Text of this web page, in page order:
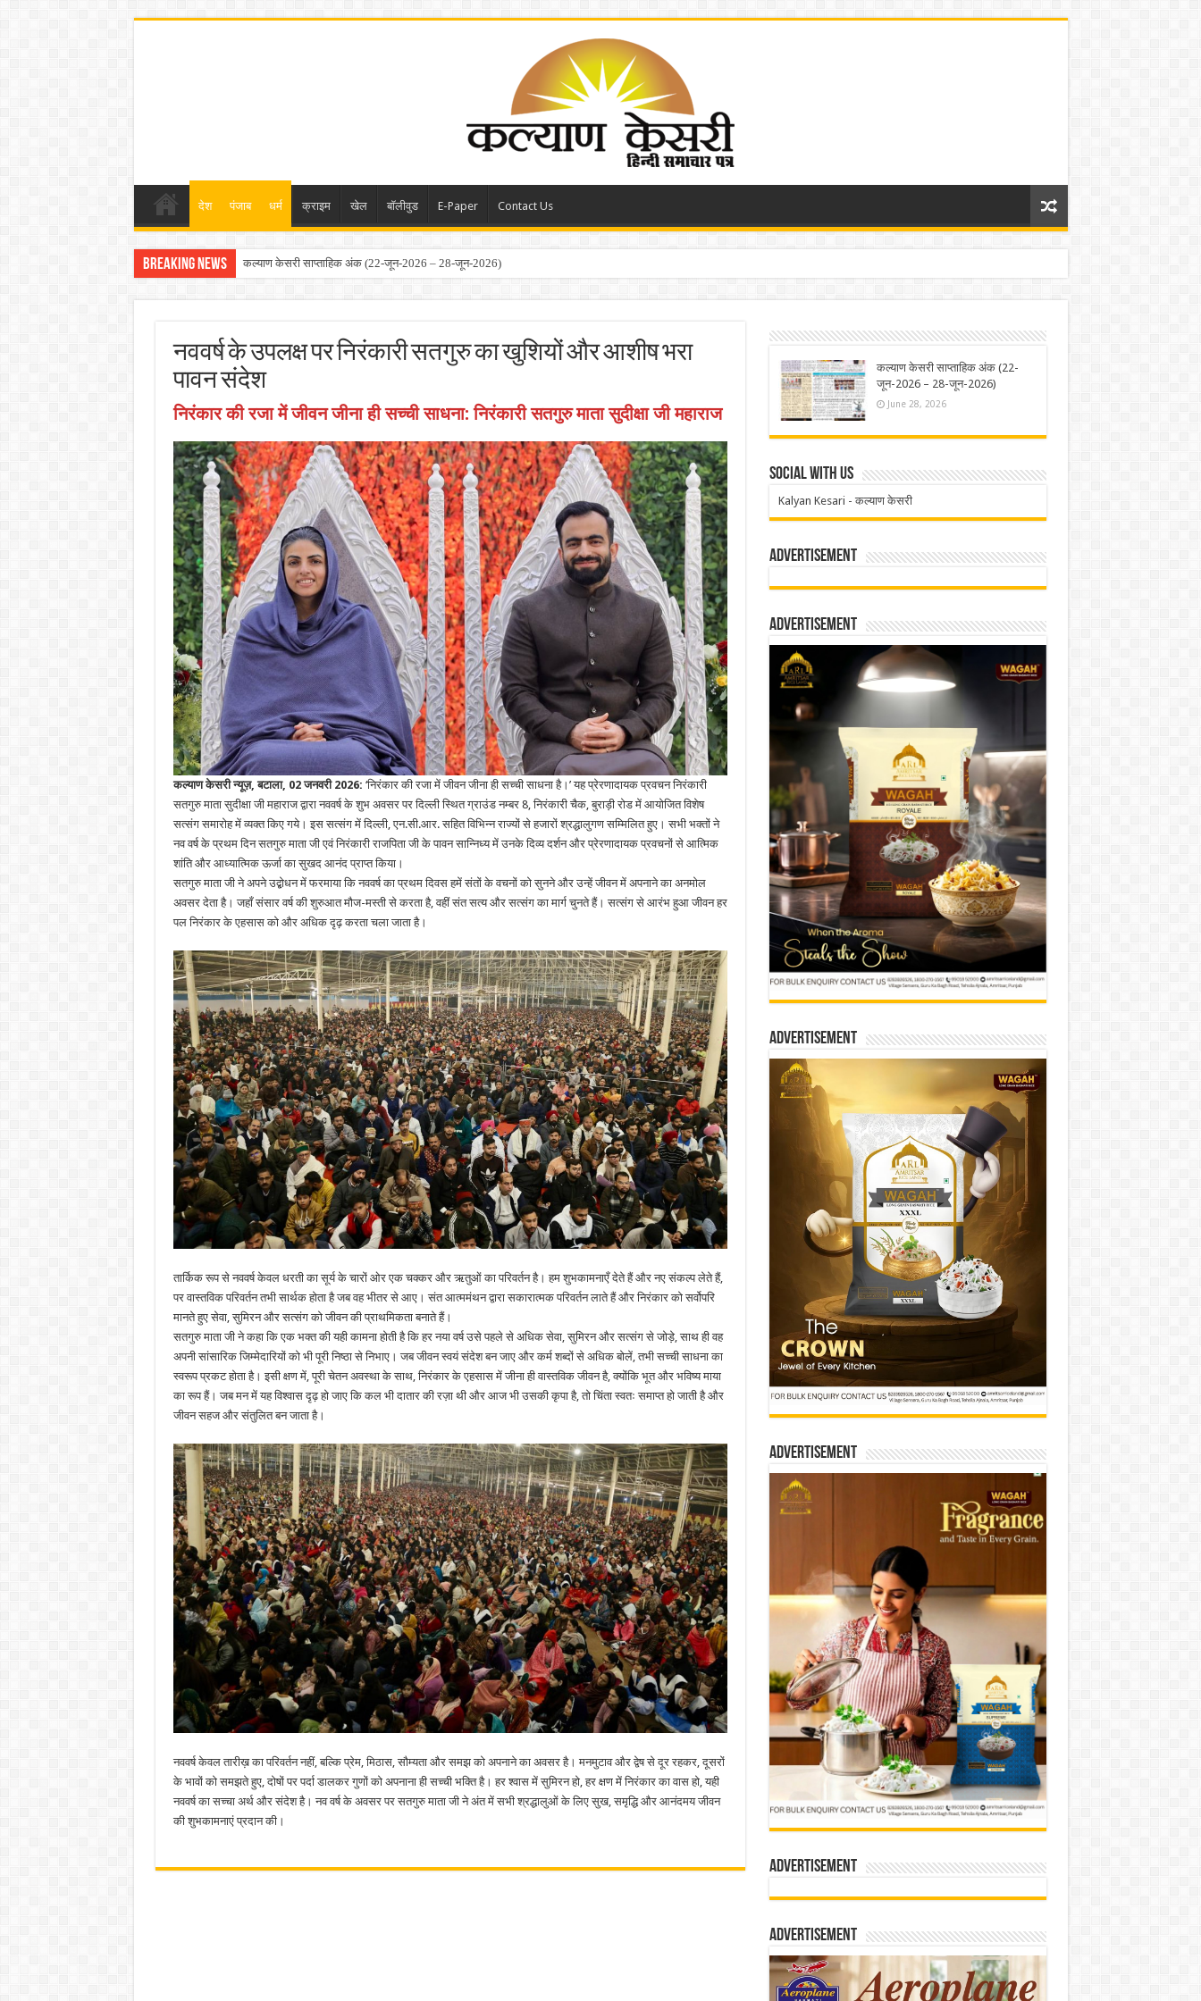
देश पंजाब धर्म क्राइम खेल बॉलीवुड E-Paper Contact Us
Breaking News कल्याण केसरी साप्ताहिक अंक (8-जून-2026 – 14-जून-2026)
नववर्ष के उपलक्ष पर निरंकारी सतगुरु का खुशियों और आशीष भरा
पावन संदेश
निरंकार की रजा में जीवन जीना ही सच्ची साधना: निरंकारी सतगुरु माता सुदीक्षा जी महाराज
कल्याण केसरी न्यूज़, बटाला, 02 जनवरी 2026: ‘निरंकार की रजा में जीवन जीना ही सच्ची साधना है।’ यह प्रेरणादायक प्रवचन निरंकारी
सतगुरु माता सुदीक्षा जी महाराज द्वारा नववर्ष के शुभ अवसर पर दिल्ली स्थित ग्राउंड नम्बर 8, निरंकारी चैक, बुराड़ी रोड में आयोजित विशेष
सत्संग समारोह में व्यक्त किए गये। इस सत्संग में दिल्ली, एन.सी.आर. सहित विभिन्न राज्यों से हजारों श्रद्धालुगण सम्मिलित हुए। सभी भक्तों ने
नव वर्ष के प्रथम दिन सतगुरु माता जी एवं निरंकारी राजपिता जी के पावन सान्निध्य में उनके दिव्य दर्शन और प्रेरणादायक प्रवचनों से आत्मिक
शांति और आध्यात्मिक ऊर्जा का सुखद आनंद प्राप्त किया।
सतगुरु माता जी ने अपने उद्बोधन में फरमाया कि नववर्ष का प्रथम दिवस हमें संतों के वचनों को सुनने और उन्हें जीवन में अपनाने का अनमोल
अवसर देता है। जहाँ संसार वर्ष की शुरुआत मौज-मस्ती से करता है, वहीं संत सत्य और सत्संग का मार्ग चुनते हैं। सत्संग से आरंभ हुआ जीवन हर
पल निरंकार के एहसास को और अधिक दृढ़ करता चला जाता है।
तार्किक रूप से नववर्ष केवल धरती का सूर्य के चारों ओर एक चक्कर और ऋतुओं का परिवर्तन है। हम शुभकामनाएँ देते हैं और नए संकल्प लेते हैं,
पर वास्तविक परिवर्तन तभी सार्थक होता है जब वह भीतर से आए। संत आत्ममंथन द्वारा सकारात्मक परिवर्तन लाते हैं और निरंकार को सर्वोपरि
मानते हुए सेवा, सुमिरन और सत्संग को जीवन की प्राथमिकता बनाते हैं।
सतगुरु माता जी ने कहा कि एक भक्त की यही कामना होती है कि हर नया वर्ष उसे पहले से अधिक सेवा, सुमिरन और सत्संग से जोड़े, साथ ही वह
अपनी सांसारिक जिम्मेदारियों को भी पूरी निष्ठा से निभाए। जब जीवन स्वयं संदेश बन जाए और कर्म शब्दों से अधिक बोलें, तभी सच्ची साधना का
स्वरूप प्रकट होता है। इसी क्षण में, पूरी चेतन अवस्था के साथ, निरंकार के एहसास में जीना ही वास्तविक जीवन है, क्योंकि भूत और भविष्य माया
का रूप हैं। जब मन में यह विश्वास दृढ़ हो जाए कि कल भी दातार की रज़ा थी और आज भी उसकी कृपा है, तो चिंता स्वतः समाप्त हो जाती है और
जीवन सहज और संतुलित बन जाता है।
नववर्ष केवल तारीख़ का परिवर्तन नहीं, बल्कि प्रेम, मिठास, सौम्यता और समझ को अपनाने का अवसर है। मनमुटाव और द्वेष से दूर रहकर, दूसरों
के भावों को समझते हुए, दोषों पर पर्दा डालकर गुणों को अपनाना ही सच्ची भक्ति है। हर श्वास में सुमिरन हो, हर क्षण में निरंकार का वास हो, यही
नववर्ष का सच्चा अर्थ और संदेश है। नव वर्ष के अवसर पर सतगुरु माता जी ने अंत में सभी श्रद्धालुओं के लिए सुख, समृद्धि और आनंदमय जीवन
की शुभकामनाएं प्रदान की।
कल्याण केसरी साप्ताहिक अंक (22-
जून-2026 – 28-जून-2026)
June 28, 2026
Social With Us
Kalyan Kesari - कल्याण केसरी
Advertisement
Advertisement
Advertisement
Advertisement
Advertisement
Advertisement